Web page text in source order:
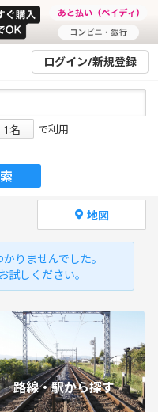
ログイン/新規登録
で利用
地図
りませんでした。
試しください。
路線・駅から探す